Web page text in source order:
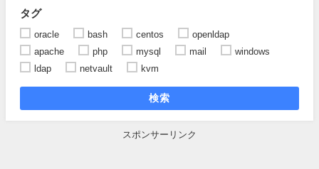
タグ
oracle bash centos
openldap
apache
php mysql mail
windows
ldap
netvault kvm
検索
スポンサーリンク